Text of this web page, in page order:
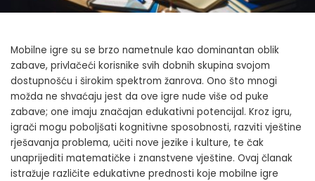
Mobilne igre su se brzo nametnule kao dominantan oblik
zabave, privlačeći korisnike svih dobnih skupina svojom
dostupnošću i širokim spektrom žanrova. Ono što mnogi
možda ne shvaćaju jest da ove igre nude više od puke
zabave; one imaju značajan edukativni potencijal. Kroz igru,
igrači mogu poboljšati kognitivne sposobnosti, razviti vještine
rješavanja problema, učiti nove jezike i kulture, te čak
unaprijediti matematičke i znanstvene vještine. Ovaj članak
istražuje različite edukativne prednosti koje mobilne igre